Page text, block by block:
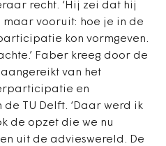
recht. ‘Hij zei dat hij
vooruit: hoe je in de
kon vormgeven.
Faber kreeg door de
van het
en
TU Delft. ‘Daar werd ik
de opzet die we nu
uit de advieswereld. De